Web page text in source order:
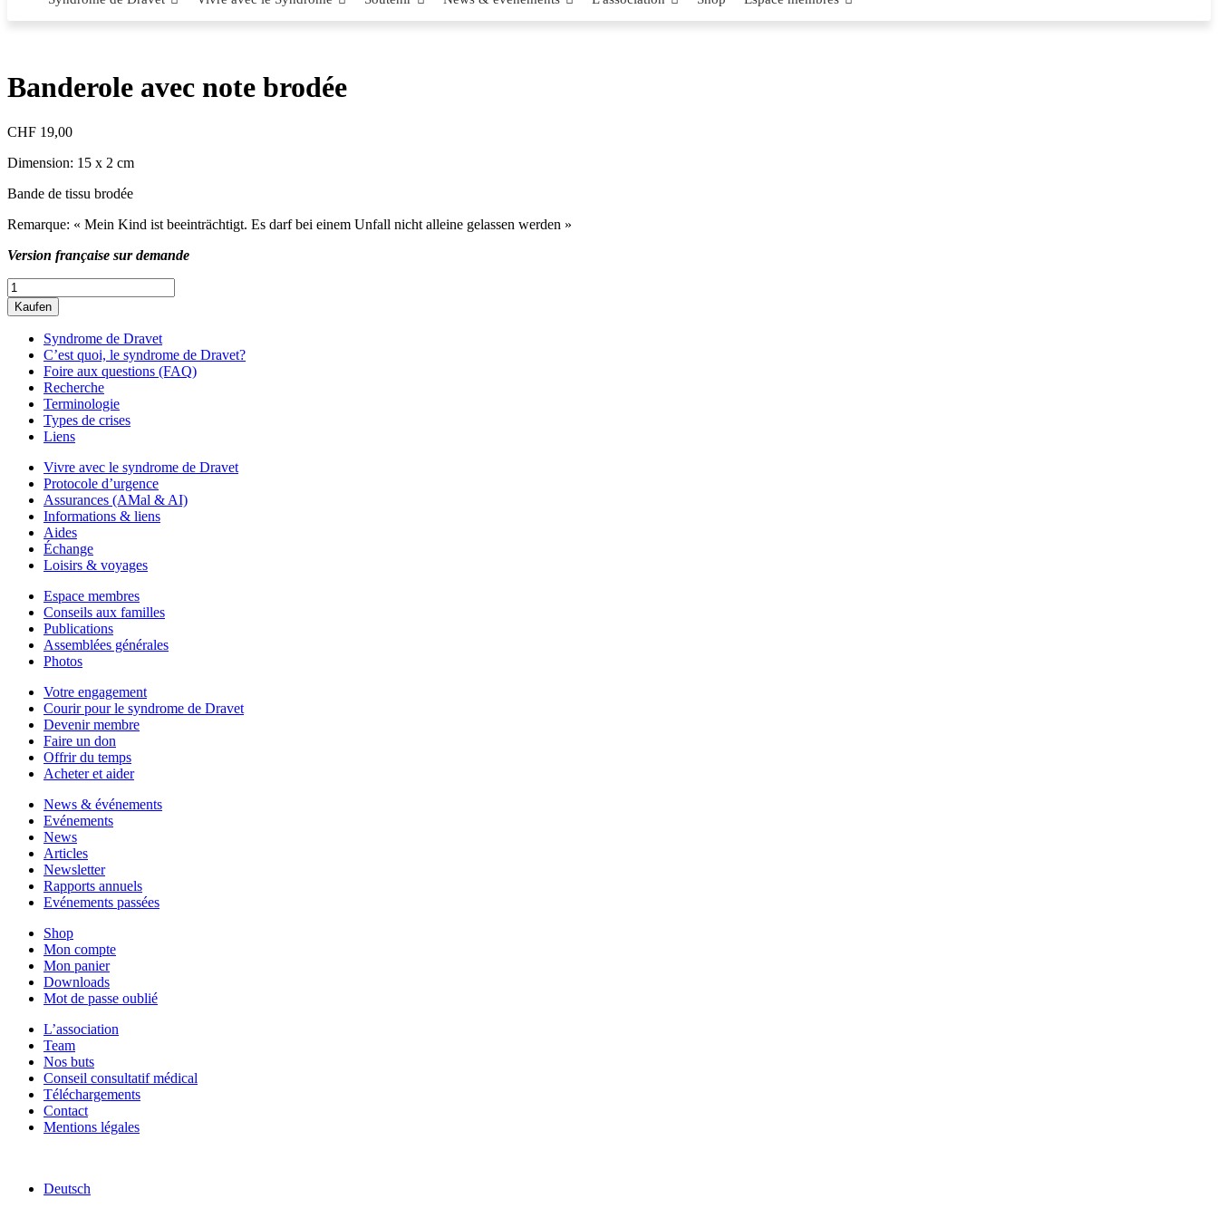
Banderole avec note brodée
CHF 19,00
Dimension: 15 x 2 cm
Bande de tissu brodée
Remarque: « Mein Kind ist beeinträchtigt. Es darf bei einem Unfall nicht alleine gelassen werden »
Version française sur demande
Banderole
avec
note
brodée
quantity
Kaufen
Syndrome de Dravet
C’est quoi, le syndrome de Dravet?
Foire aux questions (FAQ)
Recherche
Terminologie
Types de crises
Liens
Vivre avec le syndrome de Dravet
Protocole d’urgence
Assurances (AMal & AI)
Informations & liens
Aides
Échange
Loisirs & voyages
Espace membres
Conseils aux familles
Publications
Assemblées générales
Photos
Votre engagement
Courir pour le syndrome de Dravet
Devenir membre
Faire un don
Offrir du temps
Acheter et aider
News & événements
Evénements
News
Articles
Newsletter
Rapports annuels
Evénements passées
Shop
Mon compte
Mon panier
Downloads
Mot de passe oublié
L’association
Team
Nos buts
Conseil consultatif médical
Téléchargements
Contact
Mentions légales
Deutsch